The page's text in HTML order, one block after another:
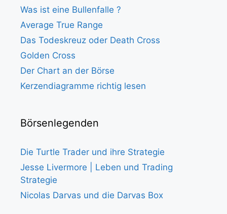
Was ist eine Bullenfalle ?
Average True Range
Das Todeskreuz oder Death Cross
Golden Cross
Der Chart an der Börse
Kerzendiagramme richtig lesen
Börsenlegenden
Die Turtle Trader und ihre Strategie
Jesse Livermore | Leben und Trading
Strategie
Nicolas Darvas und die Darvas Box